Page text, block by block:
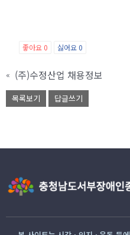
좋아요 0 싫어요0
« (주)수정산업 채용정보
목록보기 답글쓰기